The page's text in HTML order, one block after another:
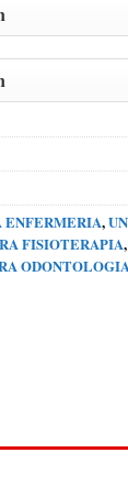
ENFERMERIA,
FISIOTERAPIA,